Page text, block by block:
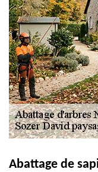
Abattage de